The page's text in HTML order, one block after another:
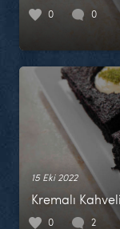
0 0
15 Eki 2022
Kremalı
0 2